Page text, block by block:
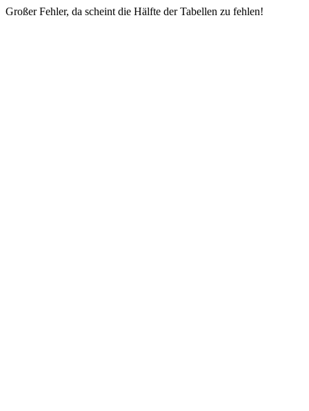
Großer Fehler, da scheint die Hälfte der Tabellen zu fehlen!